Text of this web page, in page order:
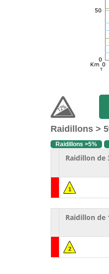
Raidillons >
Raidillons >5%
Raidillon de
1
Raidillon de
2